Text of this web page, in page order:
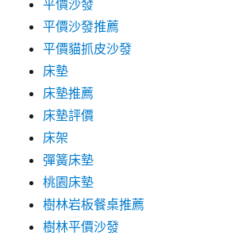
平價沙發
平價沙發推薦
平價貓抓皮沙發
床墊
床墊推薦
床墊評價
床架
彈簧床墊
桃園床墊
樹林岩板餐桌推薦
樹林平價沙發